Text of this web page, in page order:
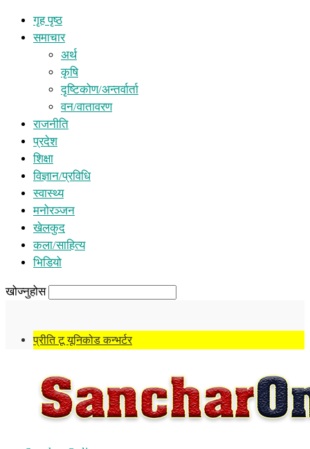
गृह पृष्ठ
समाचार
अर्थ
कृषि
दृष्टिकोण/अन्तर्वार्ता
वन/वातावरण
राजनीति
प्रदेश
शिक्षा
विज्ञान/प्रविधि
स्वास्थ्य
मनोरञ्जन
खेलकुद
कला/साहित्य
भिडियो
खोज्नुहोस
प्रीति टू यूनिकोड कन्भर्टर